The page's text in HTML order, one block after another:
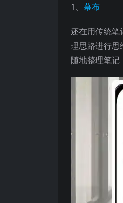
1、 幕布
还在用传统笔
理思路进行思
随地整理笔记